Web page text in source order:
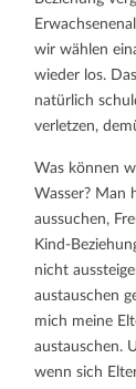
wir wählen
wieder los.
natürlich
verletzen,
Was können
Wasser? Man
aussuchen,
Kind-
nicht
austauschen
mich meine
austauschen.
wenn sich